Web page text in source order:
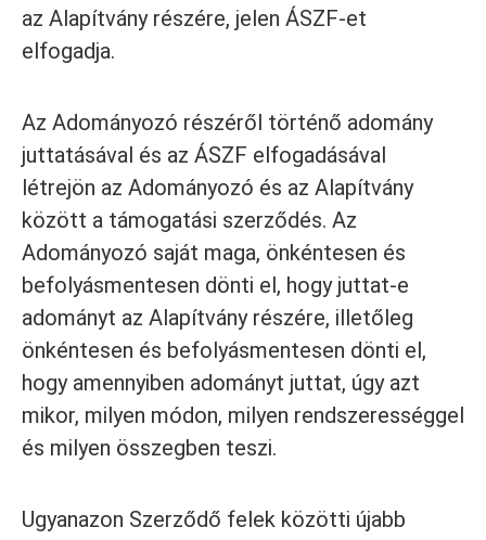
az Alapítvány részére, jelen ÁSZF-et
elfogadja.
Az Adományozó részéről történő adomány
juttatásával és az ÁSZF elfogadásával
létrejön az Adományozó és az Alapítvány
között a támogatási szerződés. Az
Adományozó saját maga, önkéntesen és
befolyásmentesen dönti el, hogy juttat-e
adományt az Alapítvány részére, illetőleg
önkéntesen és befolyásmentesen dönti el,
hogy amennyiben adományt juttat, úgy azt
mikor, milyen módon, milyen rendszerességgel
és milyen összegben teszi.
Ugyanazon Szerződő felek közötti újabb